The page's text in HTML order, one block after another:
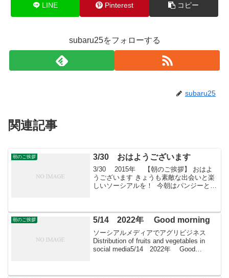
LINE Pinterest コピー
subaru25をフォローする
subaru25
関連記事
朝のご挨拶 3/30 おはようございます
3/30 2015年 【朝のご挨拶】 おはよ
うございます きょうも素敵な出会いと楽
しいソーシアルを！ 今朝はパンジーとと
朝のご挨拶 5/14 2022年 Good morning
ソーシアルメディアでアグリビジネス
Distribution of fruits and vegetables in
social media5/14 2022年 Good